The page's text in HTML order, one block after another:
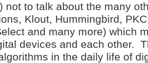
not to talk about the many
Klout, Hummingbird,
and many more) which
devices and each other.
in the daily life of